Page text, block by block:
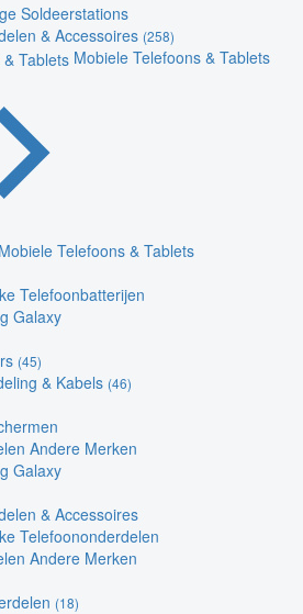
Soldeerstations
& Accessoires (258)
Mobiele Telefoons & Tablets
Telefoons & Tablets
Telefoonbatterijen
Galaxy
(45)
& Kabels (46)
Andere Merken
Galaxy
& Accessoires
Telefoononderdelen
Andere Merken
(18)